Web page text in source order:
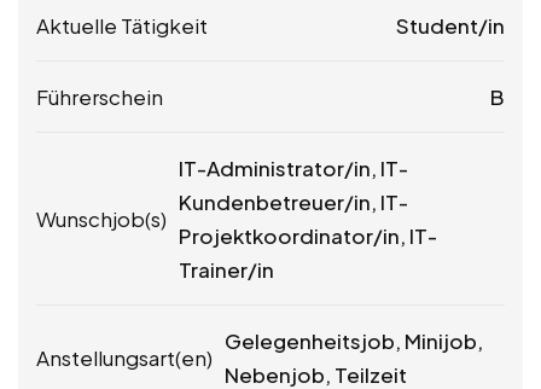
Aktuelle Tätigkeit Student/in
Führerschein B
Wunschjob(s)
IT-Administrator/in, IT-
Kundenbetreuer/in, IT-
Projektkoordinator/in, IT-
Trainer/in
Anstellungsart(en)
Gelegenheitsjob, Minijob,
Nebenjob, Teilzeit